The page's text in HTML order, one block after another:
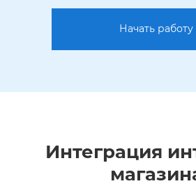
Начать работу
Интеграция